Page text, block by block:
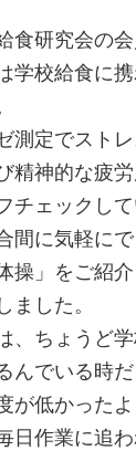
食研究会の
学校給食に携
測定でストレ
精神的な疲
チェックし
間に気軽に
操」をご紹
ました。
、ちょうど
んでいる時だ
が低かった
日作業に追